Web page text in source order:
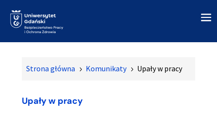
Strona główna 5 Komunikaty 5 Upały w pracy
Upały w pracy